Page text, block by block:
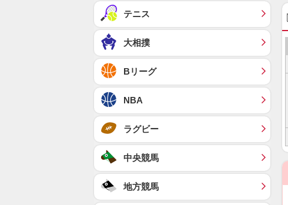
テニス
大相撲
Bリーグ
NBA
ラグビー
中央競馬
地方競馬